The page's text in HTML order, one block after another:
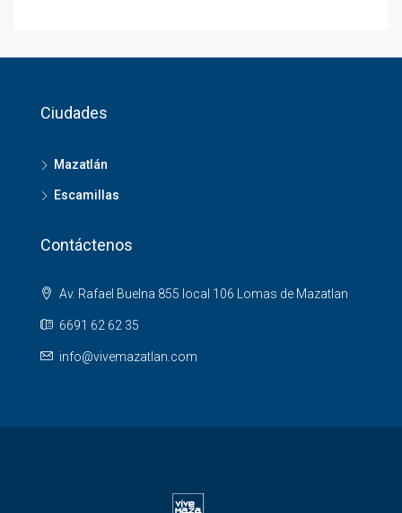
Ciudades
Mazatlán
Escamillas
Contáctenos
Av. Rafael Buelna 855 local 106 Lomas de Mazatlan
6691 62 62 35
info@vivemazatlan.com